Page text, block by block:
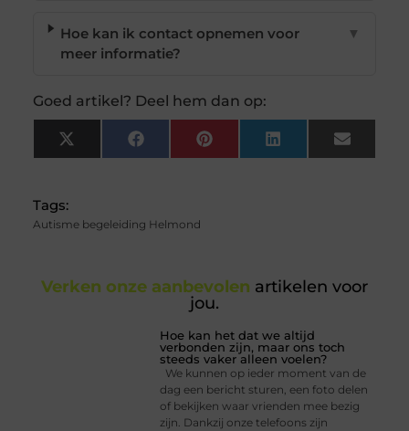
Hoe kan ik contact opnemen voor
meer informatie?
▼
Goed artikel? Deel hem dan op:
X
(Twitter)
FacebookPinterest LinkedIn Email
Tags:
Autisme begeleiding Helmond
Verken onze aanbevolen artikelen voor
jou.
Hoe kan het dat we altijd
verbonden zijn, maar ons toch
steeds vaker alleen voelen?
We kunnen op ieder moment van de
dag een bericht sturen, een foto delen
of bekijken waar vrienden mee bezig
zijn. Dankzij onze telefoons zijn